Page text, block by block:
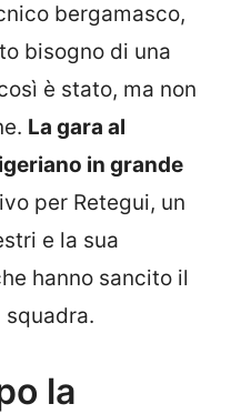
bergamasco,
bisogno di una
è stato, ma non
La gara al
in grande
per Retegui, un
e la sua
hanno sancito il
la